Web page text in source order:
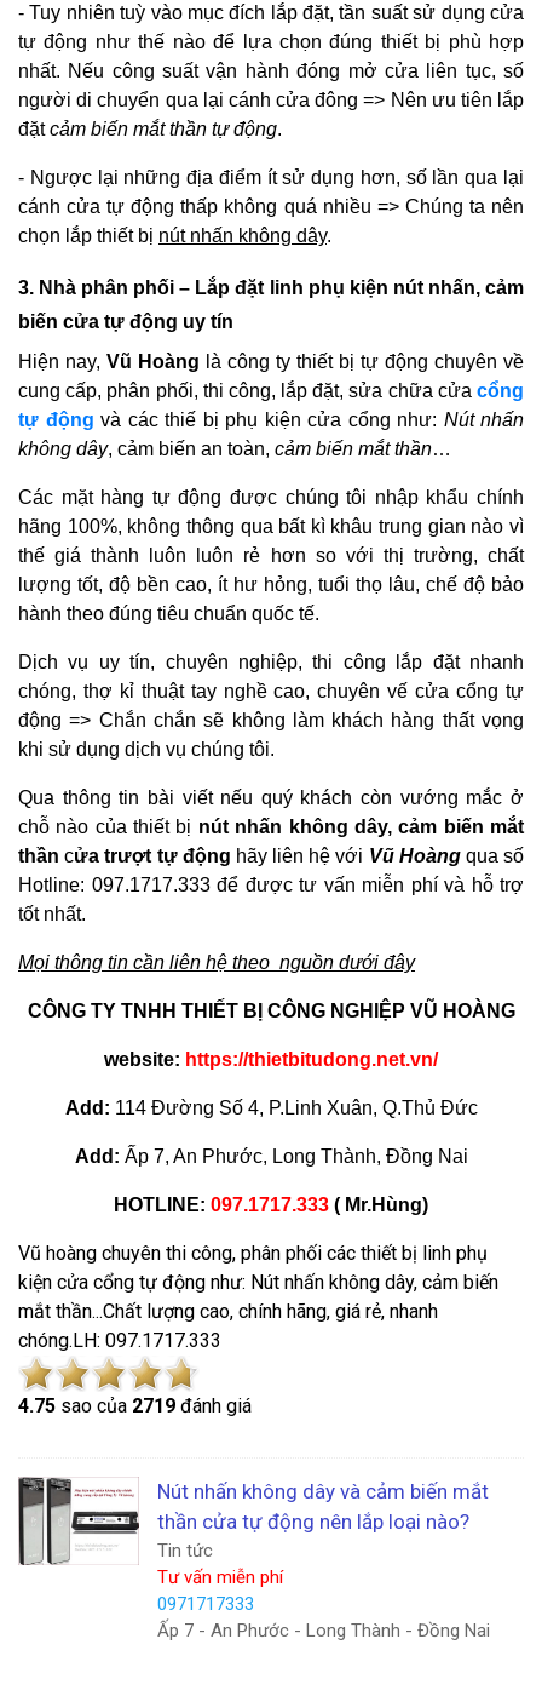
- Tuy nhiên tuỳ vào mục đích lắp đặt, tần suất sử dụng cửa
tự động như thế nào để lựa chọn đúng thiết bị phù hợp
nhất. Nếu công suất vận hành đóng mở cửa liên tục, số
người di chuyển qua lại cánh cửa đông => Nên ưu tiên lắp
đặtcảm biến mắt thần tự động.
- Ngược lại những địa điểm ít sử dụng hơn, số lần qua lại
cánh cửa tự động thấp không quá nhiều => Chúng ta nên
chọn lắp thiết bị nút nhấn không dây.
3. Nhà phân phối – Lắp đặt linh phụ kiện nút nhấn, cảm
biến cửa tự động uy tín
Hiện nay, Vũ Hoàng là công ty thiết bị tự động chuyên về
cung cấp, phân phối, thi công, lắp đặt, sửa chữa cửa cổng
tự động và các thiế bị phụ kiện cửa cổng như: Nút nhấn
không dây, cảm biến an toàn, cảm biến mắt thần…
Các mặt hàng tự động được chúng tôi nhập khẩu chính
hãng 100%, không thông qua bất kì khâu trung gian nào vì
thế giá thành luôn luôn rẻ hơn so với thị trường, chất
lượng tốt, độ bền cao, ít hư hỏng, tuổi thọ lâu, chế độ bảo
hành theo đúng tiêu chuẩn quốc tế.
Dịch vụ uy tín, chuyên nghiệp, thi công lắp đặt nhanh
chóng, thợ kỉ thuật tay nghề cao, chuyên vế cửa cổng tự
động => Chắn chắn sẽ không làm khách hàng thất vọng
khi sử dụng dịch vụ chúng tôi.
Qua thông tin bài viết nếu quý khách còn vướng mắc ở
chỗ nào của thiết bị nút nhấn không dây, cảm biến mắt
thần cửa trượt tự động hãy liên hệ với Vũ Hoàngqua số
Hotline: 097.1717.333để được tư vấn miễn phí và hỗ trợ
tốt nhất.
Mọi thông tin cần liên hệ theo nguồn dưới đây
CÔNG TY TNHH THIẾT BỊ CÔNG NGHIỆP VŨ HOÀNG
website: https://thietbitudong.net.vn/
Add: 114 Đường Số 4, P.Linh Xuân, Q.Thủ Đức
Add: Ấp 7, An Phước, Long Thành, Đồng Nai
HOTLINE: 097.1717.333 ( Mr.Hùng)
Vũ hoàng chuyên thi công, phân phối các thiết bị linh phụ
kiện cửa cổng tự động như: Nút nhấn không dây, cảm biến
mắt thần...Chất lượng cao, chính hãng, giá rẻ, nhanh
chóng.LH: 097.1717.333
4.75 sao của 2719 đánh giá
Nút nhấn không dây và cảm biến mắt
thần cửa tự động nên lắp loại nào?
Tin tức
Tư vấn miễn phí
0971717333
Ấp 7 - An Phước - Long Thành - Đồng Nai